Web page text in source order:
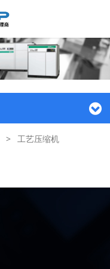
> 工艺压缩机